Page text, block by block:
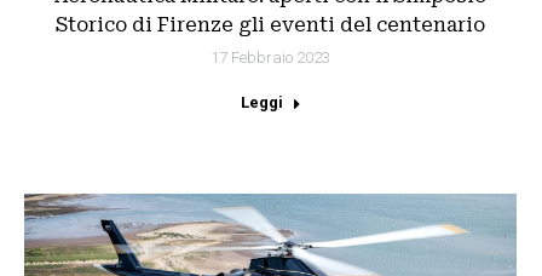
Storico di Firenze gli eventi del centenario
17 Febbraio 2023
Leggi